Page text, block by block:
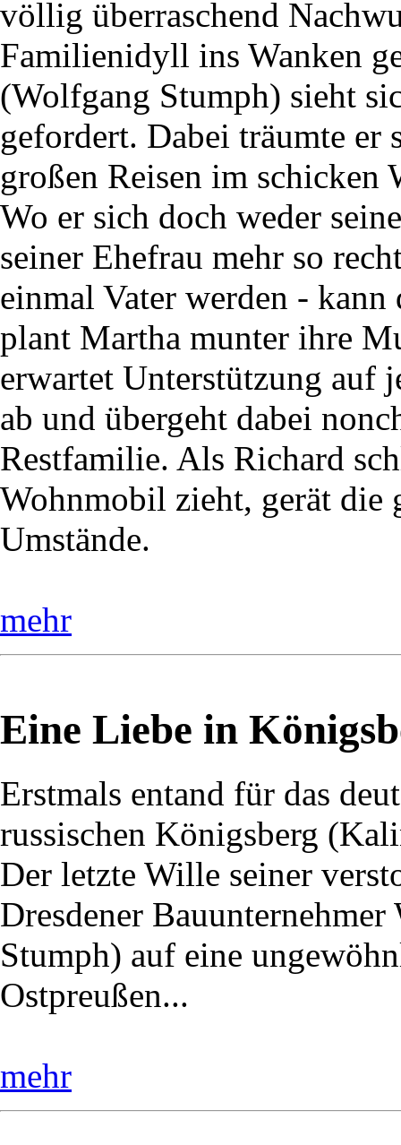
völlig überraschend
Familienidyll ins Wanken
(Wolfgang Stumph) sieht
gefordert. Dabei träumte er
großen Reisen im schicken
Wo er sich doch weder
seiner Ehefrau mehr so
einmal Vater werden -
plant Martha munter ihre
erwartet Unterstützung auf
ab und übergeht dabei
Restfamilie. Als Richard
Wohnmobil zieht, gerät die
Umstände.
mehr
Eine Liebe in
Erstmals entand für das
russischen Königsberg
Der letzte Wille seiner
Dresdener
Stumph) auf eine
Ostpreußen...
mehr